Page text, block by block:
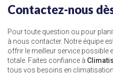
Contactez-nous
Pour toute question ou pour
à nous contacter. Notre équipe
offrir le meilleur service possible
totale. Faites confiance à
tous vos besoins en